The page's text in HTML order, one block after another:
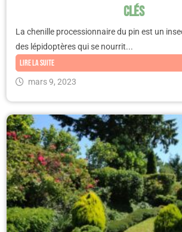
clés
La chenille processionnaire du pin est un
des lépidoptères qui se nourrit...
Lire la suite
mars 9, 2023